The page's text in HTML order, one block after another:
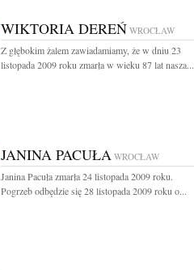
WIKTORIA DEREŃ WROCŁAW
Z głębokim żalem zawiadamiamy, że w dniu 23
listopada 2009 roku zmarła w wieku 87 lat nasza...
JANINA PACUŁA WROCŁAW
Janina Pacuła zmarła 24 listopada 2009 roku.
Pogrzeb odbędzie się 28 listopada 2009 roku o...